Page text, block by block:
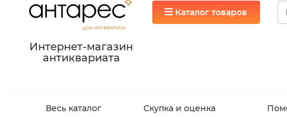
Интернет-магазин
антиквариата
Каталог товаров
Весь каталог Скупка и оценка